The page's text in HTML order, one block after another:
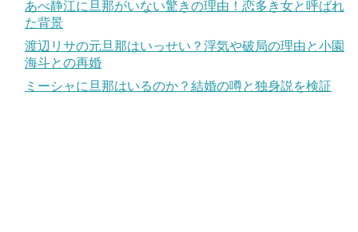
あべ静江に旦那がいない驚きの理由！恋多き女と呼ばれ
た背景
渡辺リサの元旦那はいっせい？浮気や破局の理由と小園
海斗との再婚
ミーシャに旦那はいるのか？結婚の噂と独身説を検証